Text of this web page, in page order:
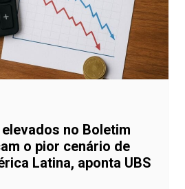
no Boletim
o pior cenário de
Latina, aponta UBS